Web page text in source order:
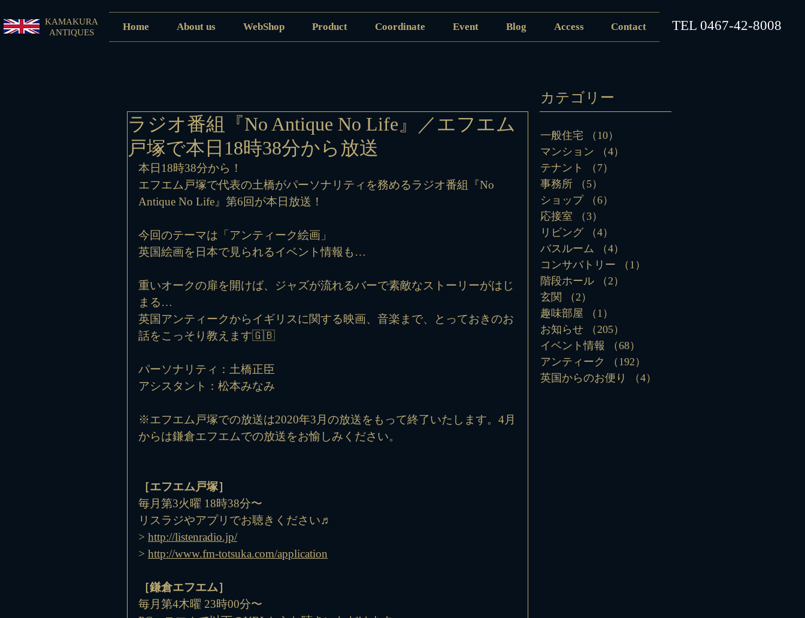
KAMAKURA
ANTIQUES
Home About us WebShop Product Coordinate Event Blog Access Contact ​TEL 0467-42-8008
ラジオ番組『No Antique No Life』／エフエム
戸塚で本日18時38分から放送
本日18時38分から！
エフエム戸塚で代表の土橋がパーソナリティを務めるラジオ番組『No
Antique No Life』第6回が本日放送！
今回のテーマは「アンティーク絵画」
英国絵画を日本で見られるイベント情報も…
重いオークの扉を開けば、ジャズが流れるバーで素敵なストーリーがはじ
まる…
英国アンティークからイギリスに関する映画、音楽まで、とっておきのお
話をこっそり教えます🇬🇧
パーソナリティ：土橋正臣
アシスタント：松本みなみ
※エフエム戸塚での放送は2020年3月の放送をもって終了いたします。4月
からは鎌倉エフエムでの放送をお愉しみください。
［エフエム戸塚］
毎月第3火曜 18時38分〜
リスラジやアプリでお聴きください♬
> http://listenradio.jp/
> http://www.fm-totsuka.com/application
［鎌倉エフエム］
毎月第4木曜 23時00分〜
カテゴリー
一般住宅 （10）
マンション
（4）
テナント
（7）
事務所
（5）
ショップ
（6）
応接室
（3）
リビング
（4）
バスルーム
（4）
コンサバトリー
（1）
階段ホール
（2）
玄関
（2）
趣味部屋
（1）
お知らせ
（205）
イベント情報
（68）
アンティーク
（192）
英国からのお便り
（4）